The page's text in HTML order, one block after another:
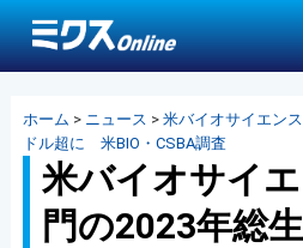
ホーム > ニュース > 米バイオサイエン
ドル超に 米BIO・CSBA調査
米バイオサイ
門の2023年総